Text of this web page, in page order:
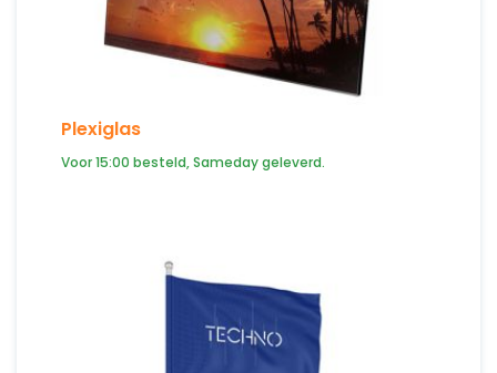
Plexiglas
Voor 15:00 besteld, Sameday geleverd.